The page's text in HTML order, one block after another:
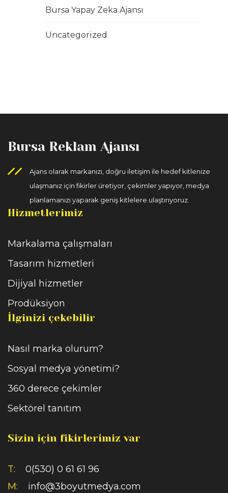
Bursa Yapay Zeka Ajansı
Uncategorized
Bursa Reklam Ajansı
Ajans olarak markanızı, doğru iletişim ile hedef kitlenize
ulaşmanız için fikirler üretiyor, çekimler yapıyor, medya
planlamanızı yaparak geniş kitlelere ulaştırıyoruz.
Hizmetlerimiz
Markalama çalışmaları
Tasarım hizmetleri
Dijiyal hizmetler
Prodüksiyon
İlginizi çekebilir
Nasıl marka olurum?
Sosyal medya yönetimi?
360 derece çekimler
Sektörel tanıtım
Sizin için fikirlerimiz var
T: 0(530) 0 61 61 96
M: info@3boyutmedya.com